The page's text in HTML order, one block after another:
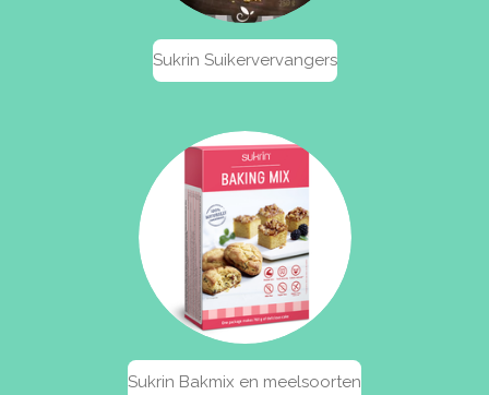
Sukrin Suikervervangers
Sukrin Bakmix en meelsoorten